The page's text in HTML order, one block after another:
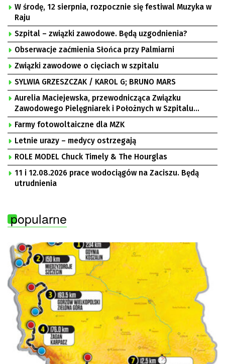
W środę, 12 sierpnia, rozpocznie się festiwal Muzyka w
Raju
Szpital – związki zawodowe. Będą uzgodnienia?
Obserwacje zaćmienia Słońca przy Palmiarni
Związki zawodowe o cięciach w szpitalu
SYLWIA GRZESZCZAK / KAROL G; BRUNO MARS
Aurelia Maciejewska, przewodnicząca Związku
Zawodowego Pielęgniarek i Położnych w Szpitalu
Uniwersyteckim w Zielonej Górze, Bogusław
Motowidełko, przewodniczący Zarządu Regionu NSZZ
„Solidarność” Zielona Góra
Farmy fotowoltaiczne dla MZK
Letnie urazy – medycy ostrzegają
ROLE MODEL Chuck Timely & The Hourglas
11 i 12.08.2026 prace wodociągów na Zaciszu. Będą
utrudnienia
popularne